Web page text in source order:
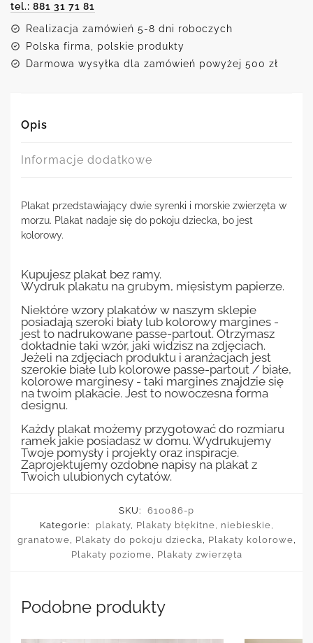
tel.: 881 31 71 81
Realizacja zamówień 5-8 dni roboczych
Polska firma, polskie produkty
Darmowa wysyłka dla zamówień powyżej 500 zł
Opis
Informacje dodatkowe
Plakat przedstawiający dwie syrenki i morskie zwierzęta w
morzu. Plakat nadaje się do pokoju dziecka, bo jest
kolorowy.
Kupujesz plakat bez ramy.
Wydruk plakatu na grubym, mięsistym papierze.
Niektóre wzory plakatów w naszym sklepie
posiadają szeroki biały lub kolorowy margines -
jest to nadrukowane passe-partout. Otrzymasz
dokładnie taki wzór, jaki widzisz na zdjęciach.
Jeżeli na zdjęciach produktu i aranżacjach jest
szerokie białe lub kolorowe passe-partout / białe,
kolorowe marginesy - taki margines znajdzie się
na twoim plakacie. Jest to nowoczesna forma
designu.
Każdy plakat możemy przygotować do rozmiaru
ramek jakie posiadasz w domu. Wydrukujemy
Twoje pomysły i projekty oraz inspiracje.
Zaprojektujemy ozdobne napisy na plakat z
Twoich ulubionych cytatów.
SKU:
610086-p
Kategorie:
plakaty, Plakaty błękitne, niebieskie,
granatowe, Plakaty do pokoju dziecka, Plakaty kolorowe,
Plakaty poziome, Plakaty zwierzęta
Podobne produkty